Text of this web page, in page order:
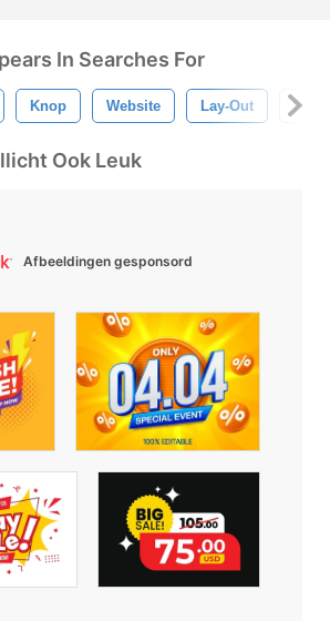
In Searches For
Knop Website Lay-Out
Ook Leuk
Afbeeldingen gesponsord